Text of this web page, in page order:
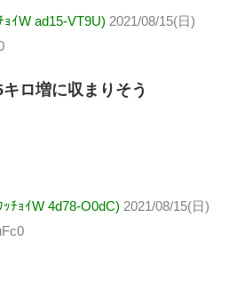
ｲW ad15-VT9U) 2021/08/15(日)
ロ増に収まりそう
ﾁｮｲW 4d78-O0dC) 2021/08/15(日)